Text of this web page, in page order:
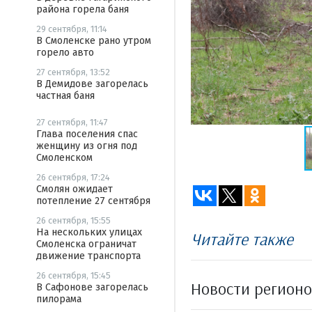
района горела баня
29 сентября, 11:14
В Смоленске рано утром
горело авто
27 сентября, 13:52
В Демидове загорелась
частная баня
27 сентября, 11:47
Глава поселения спас
женщину из огня под
Смоленском
26 сентября, 17:24
Смолян ожидает
потепление 27 сентября
26 сентября, 15:55
На нескольких улицах
Смоленска ограничат
движение транспорта
26 сентября, 15:45
В Сафонове загорелась
пилорама
Читайте также
Новости